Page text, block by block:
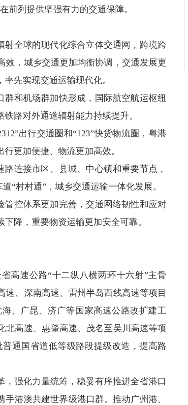
前列提供坚强有力的交通保障。
射全球的现代化综合立体交通网，跨境跨
效，城乡交通更加均衡协调，交通发展更
先实现交通运输现代化。
和机场群加快形成，国际航空航运枢纽
路对外通道辐射能力持续提升。
出行交通圈和“123”快货物流圈，粤港
更加便捷、物流更加高效。
连接市区、县城、中心镇和重要节点，
“村村通”，城乡交通运输一体化发展。
控体系更加完善，交通网络韧性和应对
降，重要物资运输更加安全可靠。
高速公路“十二纵八横两环十六射”主骨
、深南高速、雷州半岛西线高速等项目
、广昆、济广等国家高速公路改扩建工
北高速、惠肇高速、茂名至吴川高速等项
普通国省道低等级路段提级改造，提高路
强化力量统筹，稳妥有序推进全省港口
港澳共建世界级港口群。推动广州港、